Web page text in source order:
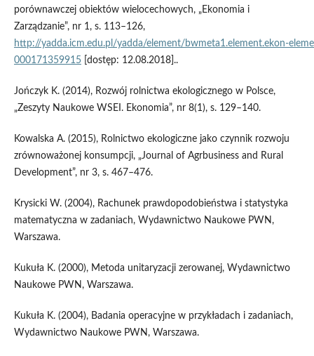
porównawczej obiektów wielocechowych, „Ekonomia i
Zarządzanie”, nr 1, s. 113–126,
http://yadda.icm.edu.pl/yadda/element/
000171359915[dostęp: 12.08.2018]..
Jończyk K. (2014), Rozwój rolnictwa ekologicznego w Polsce,
„Zeszyty Naukowe WSEI. Ekonomia”, nr 8(1), s. 129–140.
Kowalska A. (2015), Rolnictwo ekologiczne jako czynnik rozwoju
zrównoważonej konsumpcji, „Journal of Agrbusiness and Rural
Development”, nr 3, s. 467–476.
Krysicki W. (2004), Rachunek prawdopodobieństwa i statystyka
matematyczna w zadaniach, Wydawnictwo Naukowe PWN,
Warszawa.
Kukuła K. (2000), Metoda unitaryzacji zerowanej, Wydawnictwo
Naukowe PWN, Warszawa.
Kukuła K. (2004), Badania operacyjne w przykładach i zadaniach,
Wydawnictwo Naukowe PWN, Warszawa.